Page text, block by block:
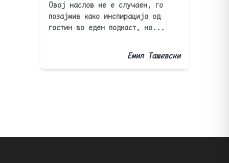
Овој наслов не е случаен, го
позајмив како инспирација од
гостин во еден подкаст, но...
Емил Ташевски